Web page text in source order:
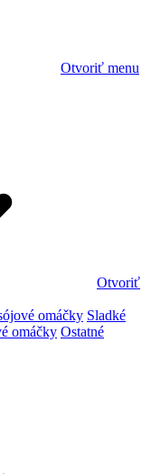
Otvoriť menu
Otvoriť
omáčky Sladké
omáčky Ostatné